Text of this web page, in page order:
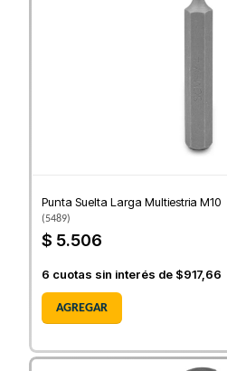
Punta Suelta Larga Multiestria M10
(5489)
$ 5.506
6 cuotas sin interés de $917,66
AGREGAR